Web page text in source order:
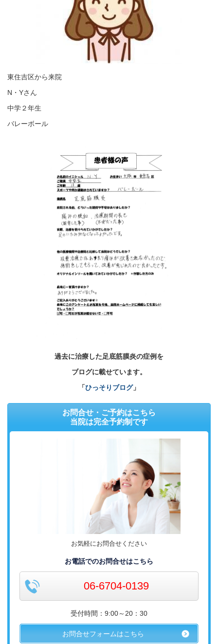
東住吉区から来院
N・Yさん
中学２年生
バレーボール
過去に治療した足底筋膜炎の症例を
ブログに載せています。
「ひっそりブログ」
お問合せ・ご予約はこちら
当院は完全予約制です
お気軽にお問合せください
お電話でのお問合せはこちら
06-6704-0139
受付時間：9:00～20：30
お問合せフォームはこちら